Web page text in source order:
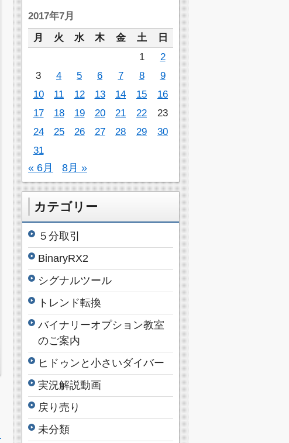
2017年7月
月
火 水 木 金 土
日
1
2
3
4 5 6 7 8
9
10
11 12 13 14 15
16
17
18 19 20 21 22
23
24
25 26 27 28 29
30
31
« 6月 8月 »
カテゴリー
５分取引
BinaryRX2
シグナルツール
トレンド転換
バイナリーオプション教室
のご案内
ヒドゥンと小さいダイバー
実況解説動画
戻り売り
未分類